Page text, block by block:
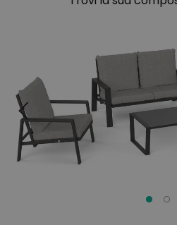
dei cuscini di questi modelli